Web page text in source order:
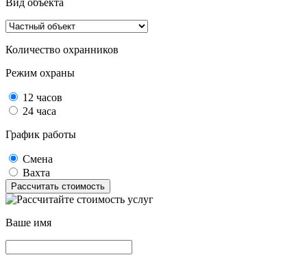
Вид объекта
Количество охранников
Режим охраны
12 часов
24 часа
График работы
Смена
Вахта
Рассчитать стоимость
Ваше имя